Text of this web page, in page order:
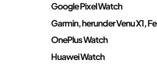
Google Pixel Watch
Garmin, herunder Venu X1,
OnePlus Watch
Huawei Watch